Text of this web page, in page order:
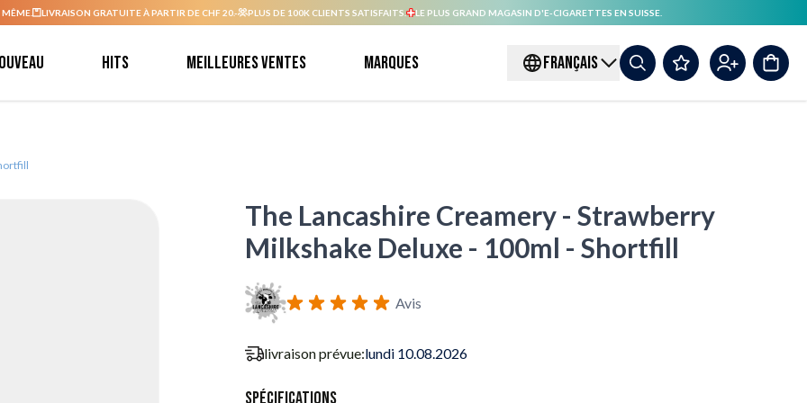
LIVRAISON GRATUITE À PARTIR DE CHF 20.- PLUS DE 100K CLIENTS SATISFAITS. LE PLUS GRAND MAGASIN D'E-CIGARETTES EN SUISSE.
Hits Meilleures ventes Marques FRANÇAIS
The Lancashire Creamery - Strawberry
Milkshake Deluxe - 100ml - Shortfill
Avis
livraison prévue:lundi 10.08.2026
Spécifications